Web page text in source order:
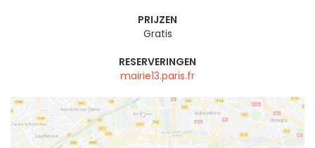
PRIJZEN
Gratis
RESERVERINGEN
mairie13.paris.fr